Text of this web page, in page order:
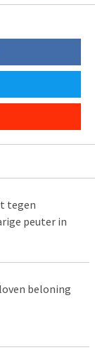
tegen
peuter in
beloning